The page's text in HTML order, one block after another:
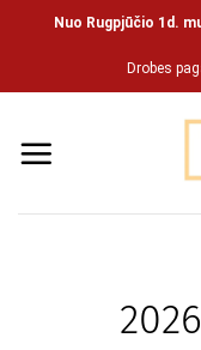
Nuo Rugpjūčio 1d.
Drobes